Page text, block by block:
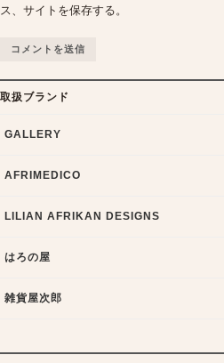
ス、サイトを保存する。
取扱ブランド
GALLERY
AFRIMEDICO
LILIAN AFRIKAN DESIGNS
はろの屋
雑貨屋次郎